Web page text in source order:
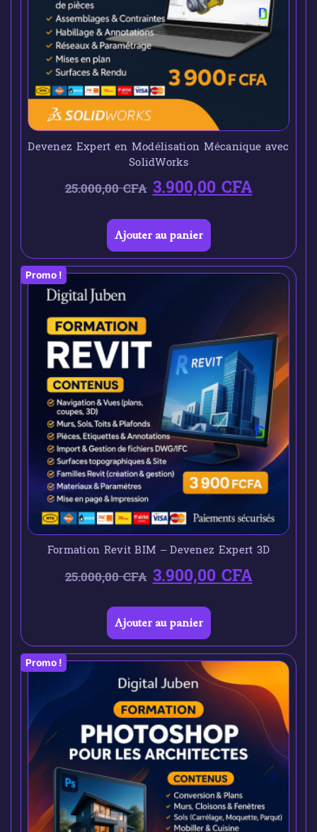
Devenez Expert en Modélisation Mécanique avec
SolidWorks
25.000,00CFA 3.900,00CFA
Ajouter au panier
Promo !
Formation Revit BIM – Devenez Expert 3D
25.000,00CFA 3.900,00CFA
Ajouter au panier
Promo !